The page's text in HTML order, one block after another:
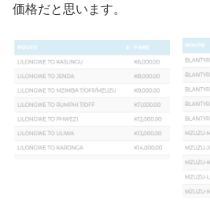
価格だと思います。